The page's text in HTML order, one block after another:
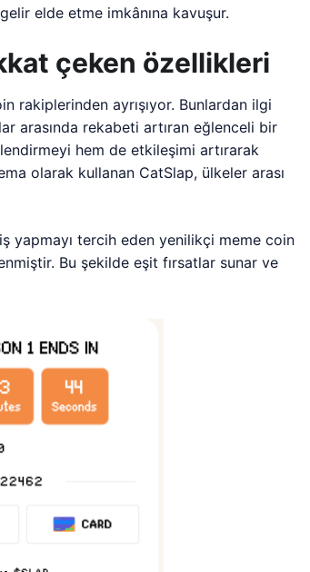
gelir elde etme imkânına kavuşur.
çeken özellikleri
rakiplerinden ayrışıyor. Bunlardan ilgi
arasında rekabeti artıran eğlenceli bir
hem de etkileşimi artırarak
olarak kullanan CatSlap, ülkeler arası
yapmayı tercih eden yenilikçi meme coin
Bu şekilde eşit fırsatlar sunar ve